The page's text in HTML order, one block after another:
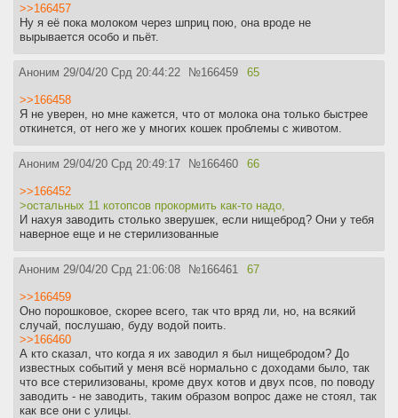
>>166457
Ну я её пока молоком через шприц пою, она вроде не
вырывается особо и пьёт.
Аноним 29/04/20 Срд 20:44:22 №166459 65
>>166458
Я не уверен, но мне кажется, что от молока она только быстрее
откинется, от него же у многих кошек проблемы с животом.
Аноним 29/04/20 Срд 20:49:17 №166460 66
>>166452
>остальных 11 котопсов прокормить как-то надо,
И нахуя заводить столько зверушек, если нищеброд? Они у тебя
наверное еще и не стерилизованные
Аноним 29/04/20 Срд 21:06:08 №166461 67
>>166459
Оно порошковое, скорее всего, так что вряд ли, но, на всякий
случай, послушаю, буду водой поить.
>>166460
А кто сказал, что когда я их заводил я был нищебродом? До
известных событий у меня всё нормально с доходами было, так
что все стерилизованы, кроме двух котов и двух псов, по поводу
заводить - не заводить, таким образом вопрос даже не стоял, так
как все они с улицы.